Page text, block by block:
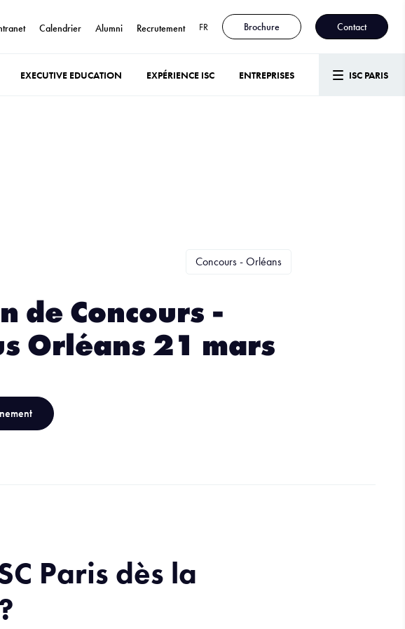
Calendrier Alumni Recrutement FR Brochure Contact
EXECUTIVE EDUCATION EXPÉRIENCE ISC ENTREPRISES ISC PARIS
Concours - Orléans
de Concours -
Orléans 21 mars
Paris dès la